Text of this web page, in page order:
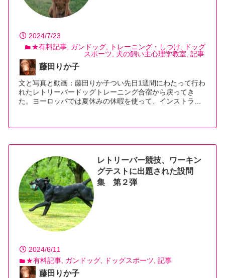
2024/7/23
★有料記事 ガンドッグ トレーニング・しつけ
ドッグ
スポーツ 犬の飼い主心理学教室 記事
藤田りか子
文と写真と動画：藤田りか子つい先日1週間にわたって行わ
れたレトリーバードッグトレーニング合宿から戻ってき
た。ヨーロッパでは夏休みの休暇を使って、インストラ…
レトリーバー競技、ワーキン
グテストに出題された設問
集 第２弾
2024/6/11
★有料記事 ガンドッグ ドッグスポーツ 記事
藤田りか子